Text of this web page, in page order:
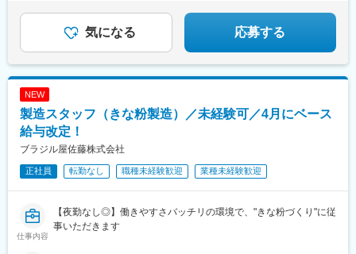
～安定のもとで、お客さまに信頼される営業事務へ～
気になる 応募する
NEW
製造スタッフ（きな粉製造）／未経験可／4月にベース
給与改定！
ブラジル屋佐藤株式会社
正社員 転勤なし 職種未経験歓迎 業種未経験歓迎
仕事内容
【夜勤なし◎】働きやすさバッチリの環境で、"きな粉づくり"に従
事いただきます